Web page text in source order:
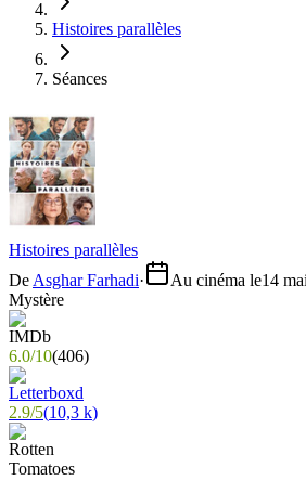
Histoires parallèles
Séances
Histoires parallèles
De Asghar Farhadi· Au cinéma le14
Mystère
6.0/10(406)
2.9/5(10,3 k)